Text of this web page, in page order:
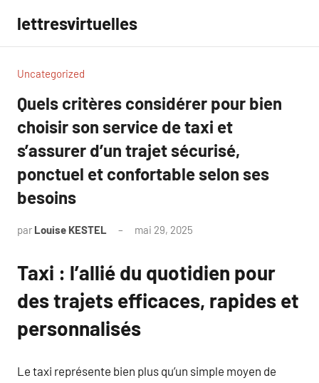
contenu
lettresvirtuelles
Uncategorized
Quels critères considérer pour bien
choisir son service de taxi et
s’assurer d’un trajet sécurisé,
ponctuel et confortable selon ses
besoins
par Louise KESTEL mai 29, 2025
Taxi : l’allié du quotidien pour
des trajets efficaces, rapides et
personnalisés
Le taxi représente bien plus qu’un simple moyen de